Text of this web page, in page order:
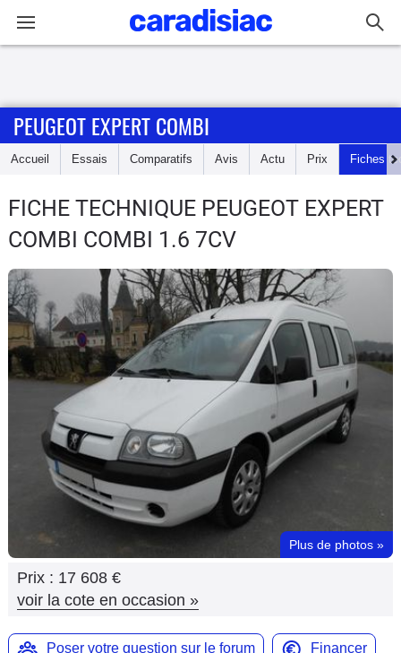
Accueil
Essais
Guide
d'achat
Electriques
Utilitaires
Flottes
Auto
Services
Forum
Moto
Marques
PEUGEOT EXPERT COMBI
Accueil Essais Comparatifs Avis Actu Prix Fiches
FICHE TECHNIQUE PEUGEOT EXPERT
COMBI COMBI 1.6 7CV
Plus de photos »
Prix : 17 608 €
voir la cote en occasion »
Poser votre question sur le forum Financer